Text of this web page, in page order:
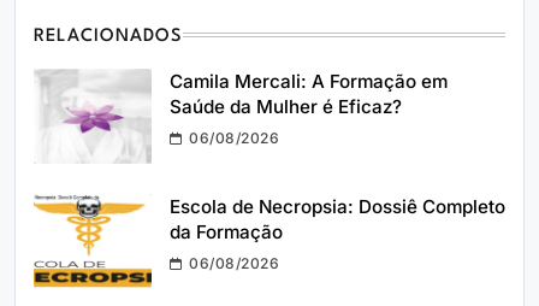
RELACIONADOS
Camila Mercali: A Formação em
Saúde da Mulher é Eficaz?
06/08/2026
Escola de Necropsia: Dossiê Completo
da Formação
06/08/2026